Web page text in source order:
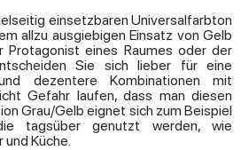
einsetzbaren Universalfarbton
allzu ausgiebigen Einsatz von Gelb
Protagonist eines Raumes oder der
Sie sich lieber für eine
dezentere Kombinationen mit
Gefahr laufen, dass man diesen
Grau/Gelb eignet sich zum Beispiel
tagsüber genutzt werden, wie
Küche.